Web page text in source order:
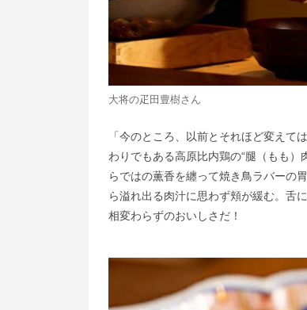
大将の疋田豊樹さん
「今のところ、以前とそれほど変え
わりでもある高原比内鶏の“腿（もも
らではの薫香を纏って焼き鳥ラバーの
ら溢れ出る肉汁に思わず頬が緩む。舌
相変わらずのおいしさだ！